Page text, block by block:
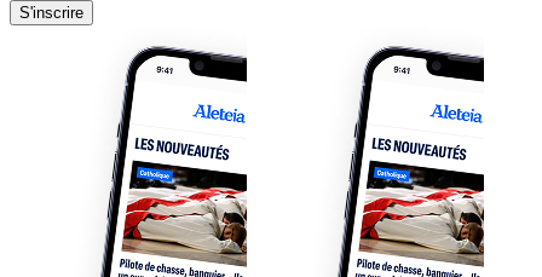
S'inscrire